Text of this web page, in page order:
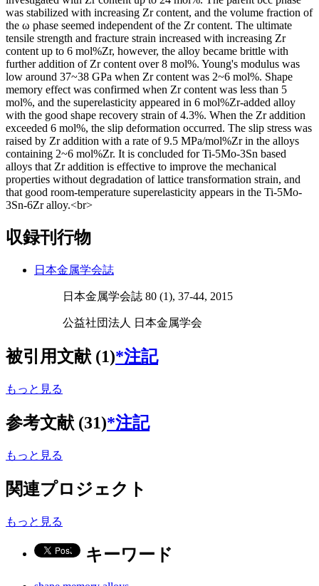
was stabilized with increasing Zr content, and the volume fraction of
the ω phase seemed independent of the Zr content. The ultimate
tensile strength and fracture strain increased with increasing Zr
content up to 6 mol%Zr, however, the alloy became brittle with
further addition of Zr content over 8 mol%. Young's modulus was
low around 37~38 GPa when Zr content was 2~6 mol%. Shape
memory effect was confirmed when Zr content was less than 5
mol%, and the superelasticity appeared in 6 mol%Zr-added alloy
with the good shape recovery strain of 4.3%. When the Zr addition
exceeded 6 mol%, the slip deformation occurred. The slip stress was
raised by Zr addition with a rate of 9.5 MPa/mol%Zr in the alloys
containing 2~6 mol%Zr. It is concluded for Ti-5Mo-3Sn based
alloys that Zr addition is effective to improve the mechanical
properties without degradation of lattice transformation strain, and
that good room-temperature superelasticity appears in the Ti-5Mo-
3Sn-6Zr alloy.<br>
収録刊行物
日本金属学会誌
日本金属学会誌 80 (1), 37-44, 2015
公益社団法人 日本金属学会
被引用文献 (1)*注記
もっと見る
参考文献 (31)*注記
もっと見る
関連プロジェクト
もっと見る
キーワード